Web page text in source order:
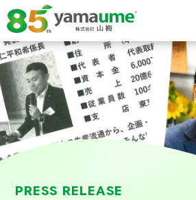
PRESS RELEASE